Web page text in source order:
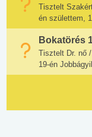
Tisztelt
én születtem,
Bokatörés
Tisztelt Dr. nő
19-én